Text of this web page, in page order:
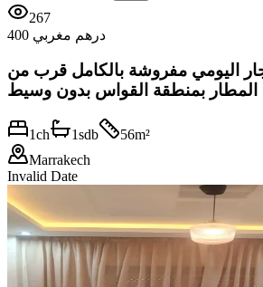
267
400 درهم مغربي
اليومي مفروشة بالكامل قرب من
المطار بمنطقة القواس بدون وسيط
1ch 1sdb 56m²
Marrakech
Invalid Date